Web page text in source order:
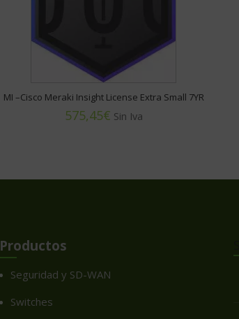
MI –Cisco Meraki Insight License Extra Small 7YR
€
Productos
Seguridad y SD-WAN
Switches